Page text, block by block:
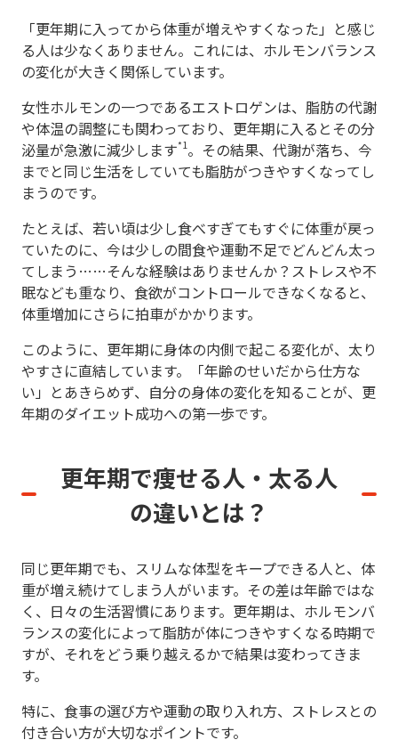
「更年期に入ってから体重が増えやすくなった」と感じ
る人は少なくありません。これには、ホルモンバランス
の変化が大きく関係しています。
女性ホルモンの一つであるエストロゲンは、脂肪の代謝
や体温の調整にも関わっており、更年期に入るとその分
泌量が急激に減少します*1。その結果、代謝が落ち、今
までと同じ生活をしていても脂肪がつきやすくなってし
まうのです。
たとえば、若い頃は少し食べすぎてもすぐに体重が戻っ
ていたのに、今は少しの間食や運動不足でどんどん太っ
てしまう……そんな経験はありませんか？ストレスや不
眠なども重なり、食欲がコントロールできなくなると、
体重増加にさらに拍車がかかります。
このように、更年期に身体の内側で起こる変化が、太り
やすさに直結しています。「年齢のせいだから仕方な
い」とあきらめず、自分の身体の変化を知ることが、更
年期のダイエット成功への第一歩です。
更年期で痩せる人・太る人
の違いとは？
同じ更年期でも、スリムな体型をキープできる人と、体
重が増え続けてしまう人がいます。その差は年齢ではな
く、日々の生活習慣にあります。更年期は、ホルモンバ
ランスの変化によって脂肪が体につきやすくなる時期で
すが、それをどう乗り越えるかで結果は変わってきま
す。
特に、食事の選び方や運動の取り入れ方、ストレスとの
付き合い方が大切なポイントです。